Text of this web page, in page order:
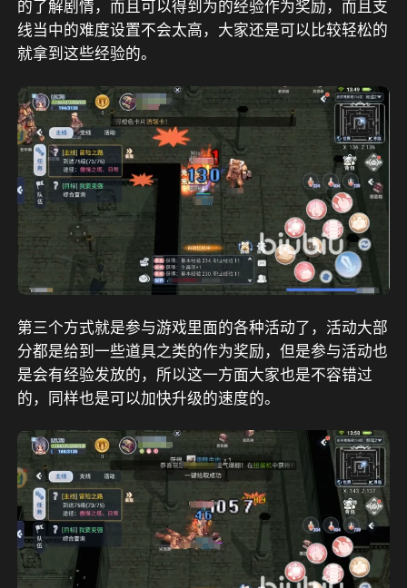
的了解剧情，而且可以得到为的经验作为奖励，而且支
线当中的难度设置不会太高，大家还是可以比较轻松的
就拿到这些经验的。
第三个方式就是参与游戏里面的各种活动了，活动大部
分都是给到一些道具之类的作为奖励，但是参与活动也
是会有经验发放的，所以这一方面大家也是不容错过
的，同样也是可以加快升级的速度的。